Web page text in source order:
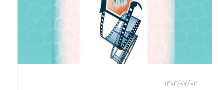
1404/07/02